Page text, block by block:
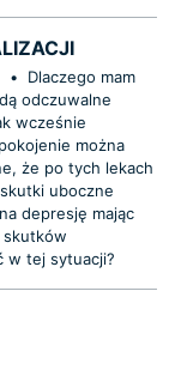
•
Dlaczego mam
odczuwalne
wcześnie
można
że po tych lekach
uboczne
depresję mając
skutków
w tej sytuacji?